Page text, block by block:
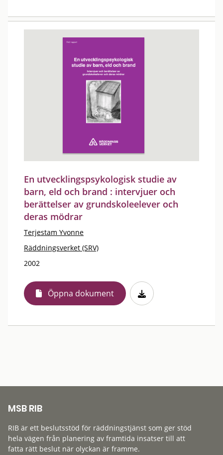
En utvecklingspsykologisk studie av
barn, eld och brand : intervjuer och
berättelser av grundskoleelever och
deras mödrar
Terjestam Yvonne
Räddningsverket (SRV)
2002
Öppna dokument
MSB RIB
RIB är ett beslutsstöd för räddningstjänst som ger stöd
hela vägen från planering av framtida insatser till att
fatta rätt beslut när olyckan är framme.